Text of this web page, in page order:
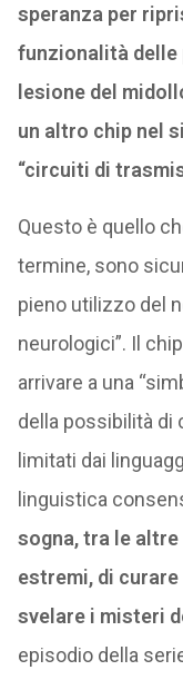
speranza per
funzionalità delle
lesione del
un altro chip nel
“circuiti di
Questo è quello
termine, sono
pieno utilizzo del
neurologici”. Il
arrivare a una
della possibilità di
limitati dai
linguistica
sogna, tra le
estremi, di
svelare i misteri
episodio della